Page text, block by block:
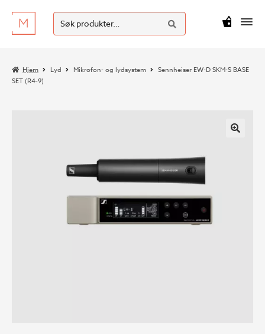
Hopp
til
Hopp
til
Søk
etter:
SØK
kr0
Hjem Lyd Mikrofon- og lydsystem
Sennheiser EW-D SKM-S BASE
SET (R4-9)